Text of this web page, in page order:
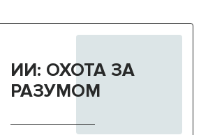
ИИ: ОХОТА ЗА
РАЗУМОМ